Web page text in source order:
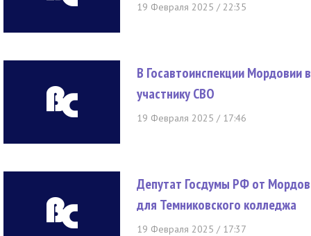
19 Февраля 2025 / 22:35
В Госавтоинспекции Мордовии
участнику СВО
19 Февраля 2025 / 17:46
Депутат Госдумы РФ от
для Темниковского колледжа
19 Февраля 2025 / 17:37